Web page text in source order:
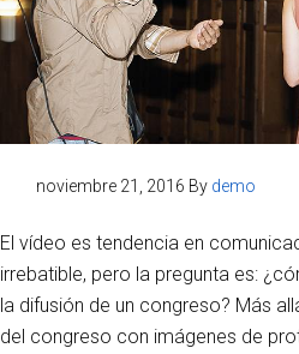
noviembre 21, 2016 By demo
El vídeo es tendencia en
irrebatible, pero la pregunta es:
la difusión de un congreso? Más
del congreso con imágenes de